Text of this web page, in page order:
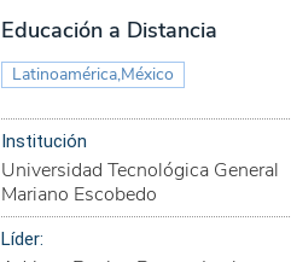
Educación a Distancia
Latinoamérica,México
Institución
Universidad Tecnológica General
Mariano Escobedo
Líder: